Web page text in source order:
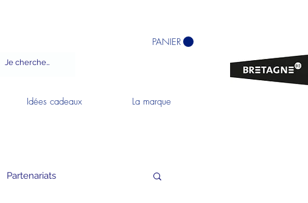
Partenariats
Idées cadeaux La marque
PANIER